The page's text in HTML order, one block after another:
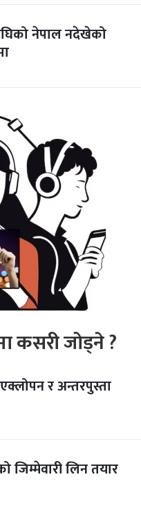
नेपाल नदेखेको
कसरी जोड्ने ?
र अन्तरपुस्ता
जिम्मेवारी लिन तयार